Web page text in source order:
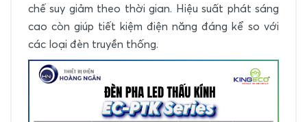
chế suy giảm theo thời gian. Hiệu suất phát sáng
cao còn giúp tiết kiệm điện năng đáng kể so với
các loại đèn truyền thống.